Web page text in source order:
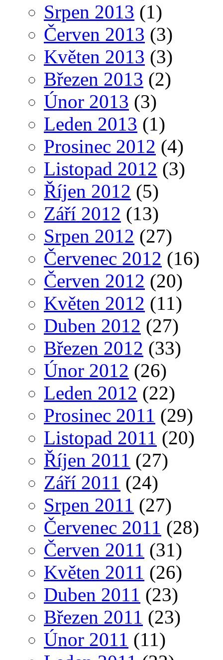
Srpen 2013 (1)
Červen 2013 (3)
Květen 2013 (3)
Březen 2013 (2)
Únor 2013 (3)
Leden 2013 (1)
Prosinec 2012 (4)
Listopad 2012 (3)
Říjen 2012 (5)
Září 2012 (13)
Srpen 2012 (27)
Červenec 2012 (16)
Červen 2012 (20)
Květen 2012 (11)
Duben 2012 (27)
Březen 2012 (33)
Únor 2012 (26)
Leden 2012 (22)
Prosinec 2011 (29)
Listopad 2011 (20)
Říjen 2011 (27)
Září 2011 (24)
Srpen 2011 (27)
Červenec 2011 (28)
Červen 2011 (31)
Květen 2011 (26)
Duben 2011 (23)
Březen 2011 (23)
Únor 2011 (11)